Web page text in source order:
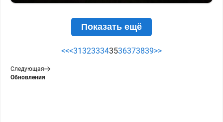
Показать ещё
<<<313233343536373839>>
Следующая
Обновления